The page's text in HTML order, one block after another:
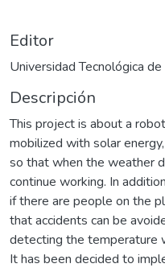
Editor
Universidad Tecnológica de
Descripción
This project is about a
mobilized with solar
so that when the weather
continue working. In
if there are people on the
that accidents can be
detecting the temperature
It has been decided to